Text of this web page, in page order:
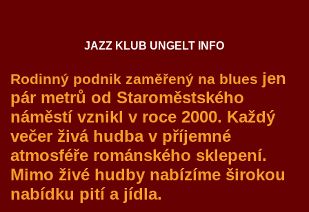
JAZZ KLUB UNGELT INFO
Rodinný podnik zaměřený na blues jen
pár metrů od Staroměstského
náměstí vznikl v roce 2000. Každý
večer živá hudba v příjemné
atmosféře románského sklepení.
Mimo živé hudby nabízíme širokou
nabídku pití a jídla.